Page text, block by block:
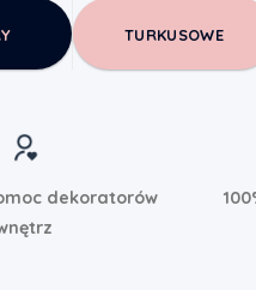
TURKUSOWE
dekoratorów